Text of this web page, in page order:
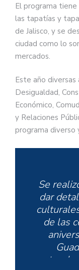
El programa
las tapatías y
de Jalisco, y se
ciudad como lo
mercados.
Este año
Desigualdad,
Económico,
y Relaciones
programa diverso
Se
dar
de las